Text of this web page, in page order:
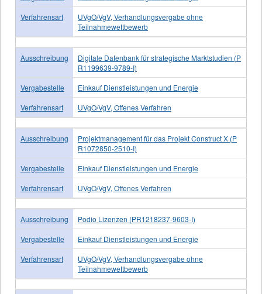
Verfahrensart
UVgO/VgV, Verhandlungsvergabe ohne
Teilnahmewettbewerb
Ausschreibung
Digitale Datenbank für strategische Marktstudien (P
R1199639-9789-I)
Vergabestelle
Einkauf Dienstleistungen und Energie
Verfahrensart
UVgO/VgV, Offenes Verfahren
Ausschreibung
Projektmanagement für das Projekt Construct X (P
R1072850-2510-I)
Vergabestelle
Einkauf Dienstleistungen und Energie
Verfahrensart
UVgO/VgV, Offenes Verfahren
Ausschreibung
Podio Lizenzen (PR1218237-9603-I)
Vergabestelle
Einkauf Dienstleistungen und Energie
Verfahrensart
UVgO/VgV, Verhandlungsvergabe ohne
Teilnahmewettbewerb